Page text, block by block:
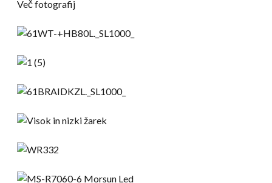
Več fotografij